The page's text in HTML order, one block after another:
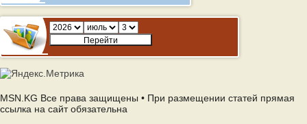
MSN.KG Все права защищены • При размещении статей прямая
ссылка на сайт обязательна